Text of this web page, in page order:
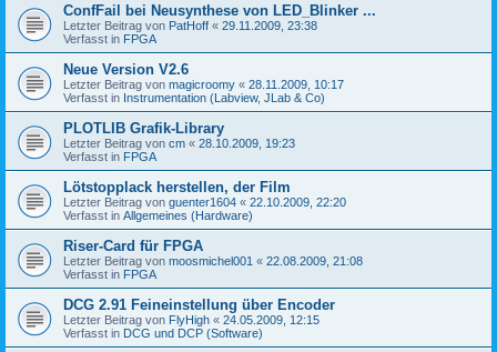
ConfFail bei Neusynthese von LED_Blinker ...
Letzter Beitrag von PatHoff « 29.11.2009, 23:38
Verfasst in FPGA
Neue Version V2.6
Letzter Beitrag von magicroomy « 28.11.2009, 10:17
Verfasst in Instrumentation (Labview, JLab & Co)
PLOTLIB Grafik-Library
Letzter Beitrag von cm « 28.10.2009, 19:23
Verfasst in FPGA
Lötstopplack herstellen, der Film
Letzter Beitrag von guenter1604 « 22.10.2009, 22:20
Verfasst in Allgemeines (Hardware)
Riser-Card für FPGA
Letzter Beitrag von moosmichel001 « 22.08.2009, 21:08
Verfasst in FPGA
DCG 2.91 Feineinstellung über Encoder
Letzter Beitrag von FlyHigh « 24.05.2009, 12:15
Verfasst in DCG und DCP (Software)